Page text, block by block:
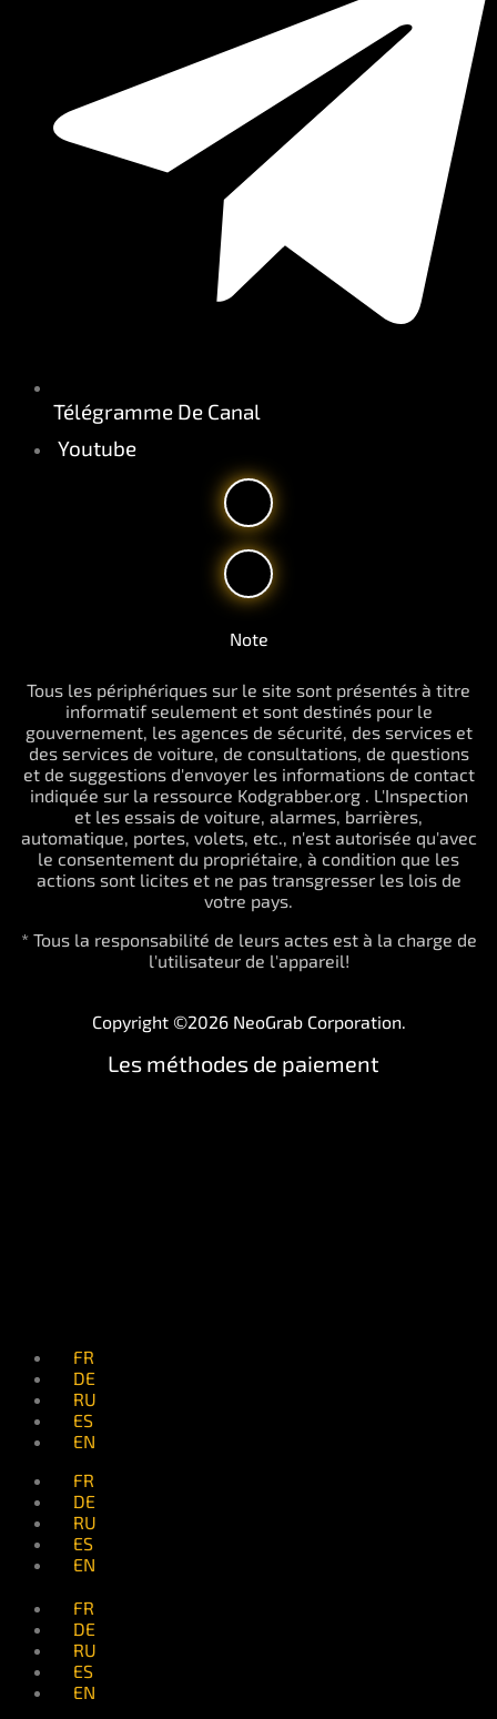
Télégramme De Canal
Youtube
Note
Tous les périphériques sur le site sont présentés à titre
informatif seulement et sont destinés pour le
gouvernement, les agences de sécurité, des services et
des services de voiture, de consultations, de questions
et de suggestions d'envoyer les informations de contact
indiquée sur la ressource Kodgrabber.org . L'Inspection
et les essais de voiture, alarmes, barrières,
automatique, portes, volets, etc., n'est autorisée qu'avec
le consentement du propriétaire, à condition que les
actions sont licites et ne pas transgresser les lois de
votre pays.
* Tous la responsabilité de leurs actes est à la charge de
l'utilisateur de l'appareil!
Copyright ©2026 NeoGrab Corporation.
Les méthodes de paiement
FR
DE
RU
ES
EN
FR
DE
RU
ES
EN
FR
DE
RU
ES
EN